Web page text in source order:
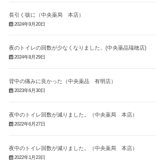
長引く咳に（中央薬局 本店）
2024年9月20日
夜のトイレの回数が少なくなりました。(中央薬品瑞穂店)
2024年8月29日
背中の痛みに良かった（中央薬品 有明店）
2023年6月30日
夜中のトイレ回数が減りました。（中央薬局 本店）
2022年6月27日
夜中のトイレ回数が減りました。（中央薬局 本店）
2022年1月23日